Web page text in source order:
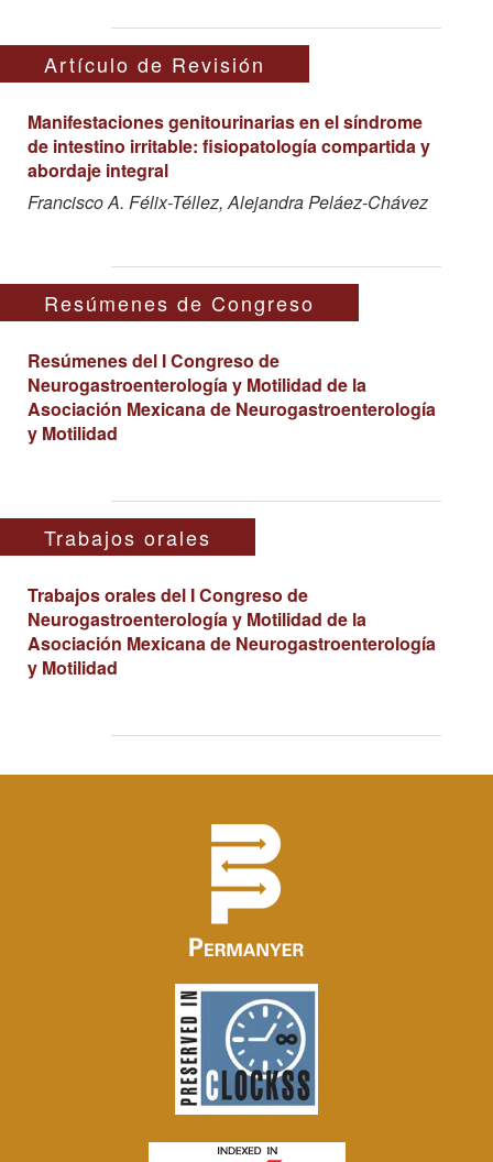
Artículo de Revisión
Manifestaciones genitourinarias en el síndrome
de intestino irritable: fisiopatología compartida y
abordaje integral
Francisco A. Félix-Téllez, Alejandra Peláez-Chávez
Resúmenes de Congreso
Resúmenes del I Congreso de
Neurogastroenterología y Motilidad de la
Asociación Mexicana de Neurogastroenterología
y Motilidad
Trabajos orales
Trabajos orales del I Congreso de
Neurogastroenterología y Motilidad de la
Asociación Mexicana de Neurogastroenterología
y Motilidad